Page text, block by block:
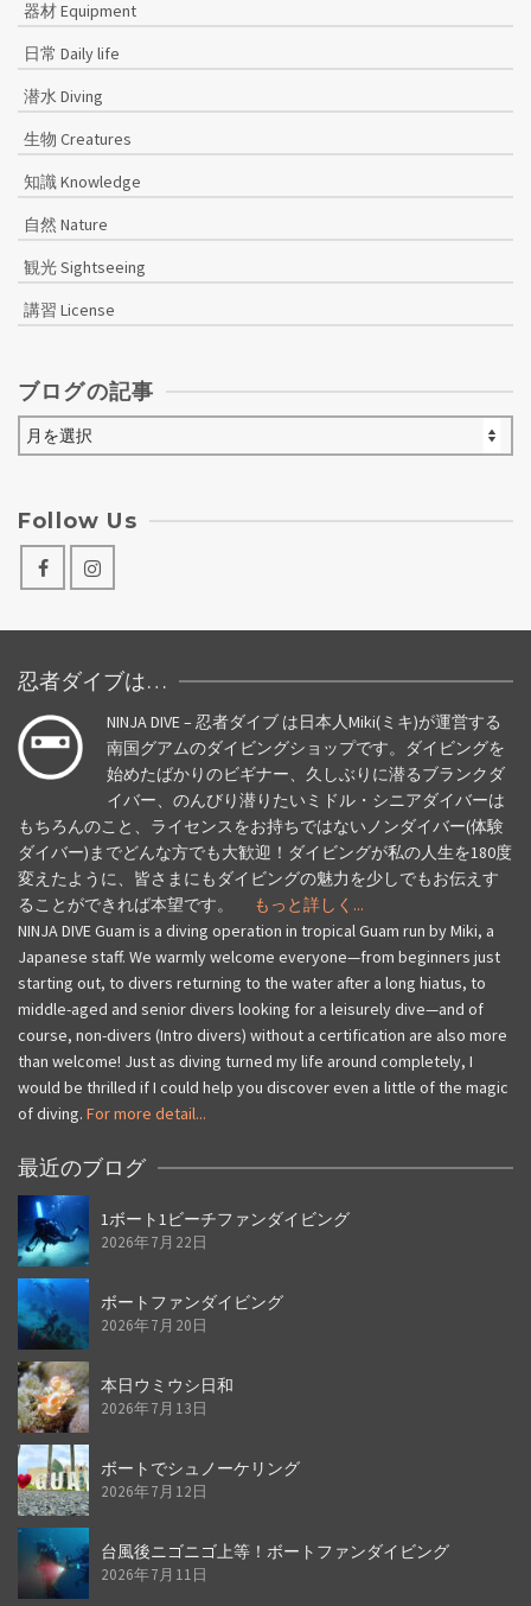
器材 Equipment
日常 Daily life
潜水 Diving
生物 Creatures
知識 Knowledge
自然 Nature
観光 Sightseeing
講習 License
ブログの記事
ブ
ロ
記
Follow Us
忍者ダイブは…
NINJA DIVE – 忍者ダイブ は日本人Miki(ミキ)が運営する
南国グアムのダイビングショップです。ダイビングを
始めたばかりのビギナー、久しぶりに潜るブランクダ
イバー、のんびり潜りたいミドル・シニアダイバーは
もちろんのこと、ライセンスをお持ちではないノンダイバー(体験
ダイバー)までどんな方でも大歓迎！ダイビングが私の人生を180度
変えたように、皆さまにもダイビングの魅力を少しでもお伝えす
ることができれば本望です。
もっと詳しく...
NINJA DIVE Guam is a diving operation in tropical Guam run by Miki, a
Japanese staff. We warmly welcome everyone—from beginners just
starting out, to divers returning to the water after a long hiatus, to
middle-aged and senior divers looking for a leisurely dive—and of
course, non-divers (Intro divers) without a certification are also more
than welcome! Just as diving turned my life around completely, I
would be thrilled if I could help you discover even a little of the magic
of diving. For more detail...
最近のブログ
1ボート1ビーチファンダイビング
2026年7月22日
ボートファンダイビング
2026年7月20日
本日ウミウシ日和
2026年7月13日
ボートでシュノーケリング
2026年7月12日
台風後ニゴニゴ上等！ボートファンダイビング
2026年7月11日